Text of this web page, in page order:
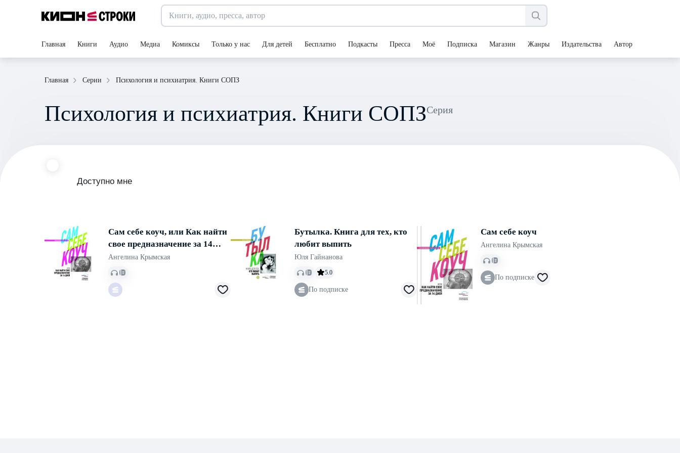
Главная Книги Аудио Медиа Комиксы Только у нас Для детей Бесплатно Подкасты Пресса Моё Подписка Магазин Жанры Издательства Авторы
Главная Серии Психология и психиатрия. Книги СОПЗ
Психология и психиатрия. Книги СОПЗ Серия
Доступно мне
Сам себе коуч, или Как найти
свое предназначение за 14
дней
Ангелина Крымская
Бутылка. Книга для тех, кто
любит выпить
Юля Гайнанова
5.0
По подписке
Сам себе коуч
Ангелина Крымская
По подписке